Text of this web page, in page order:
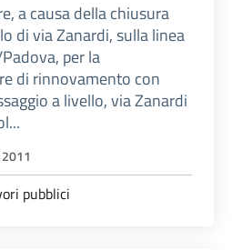
a causa della chiusura
di via Zanardi, sulla linea
per la
di rinnovamento con
a livello, via Zanardi
pubblici